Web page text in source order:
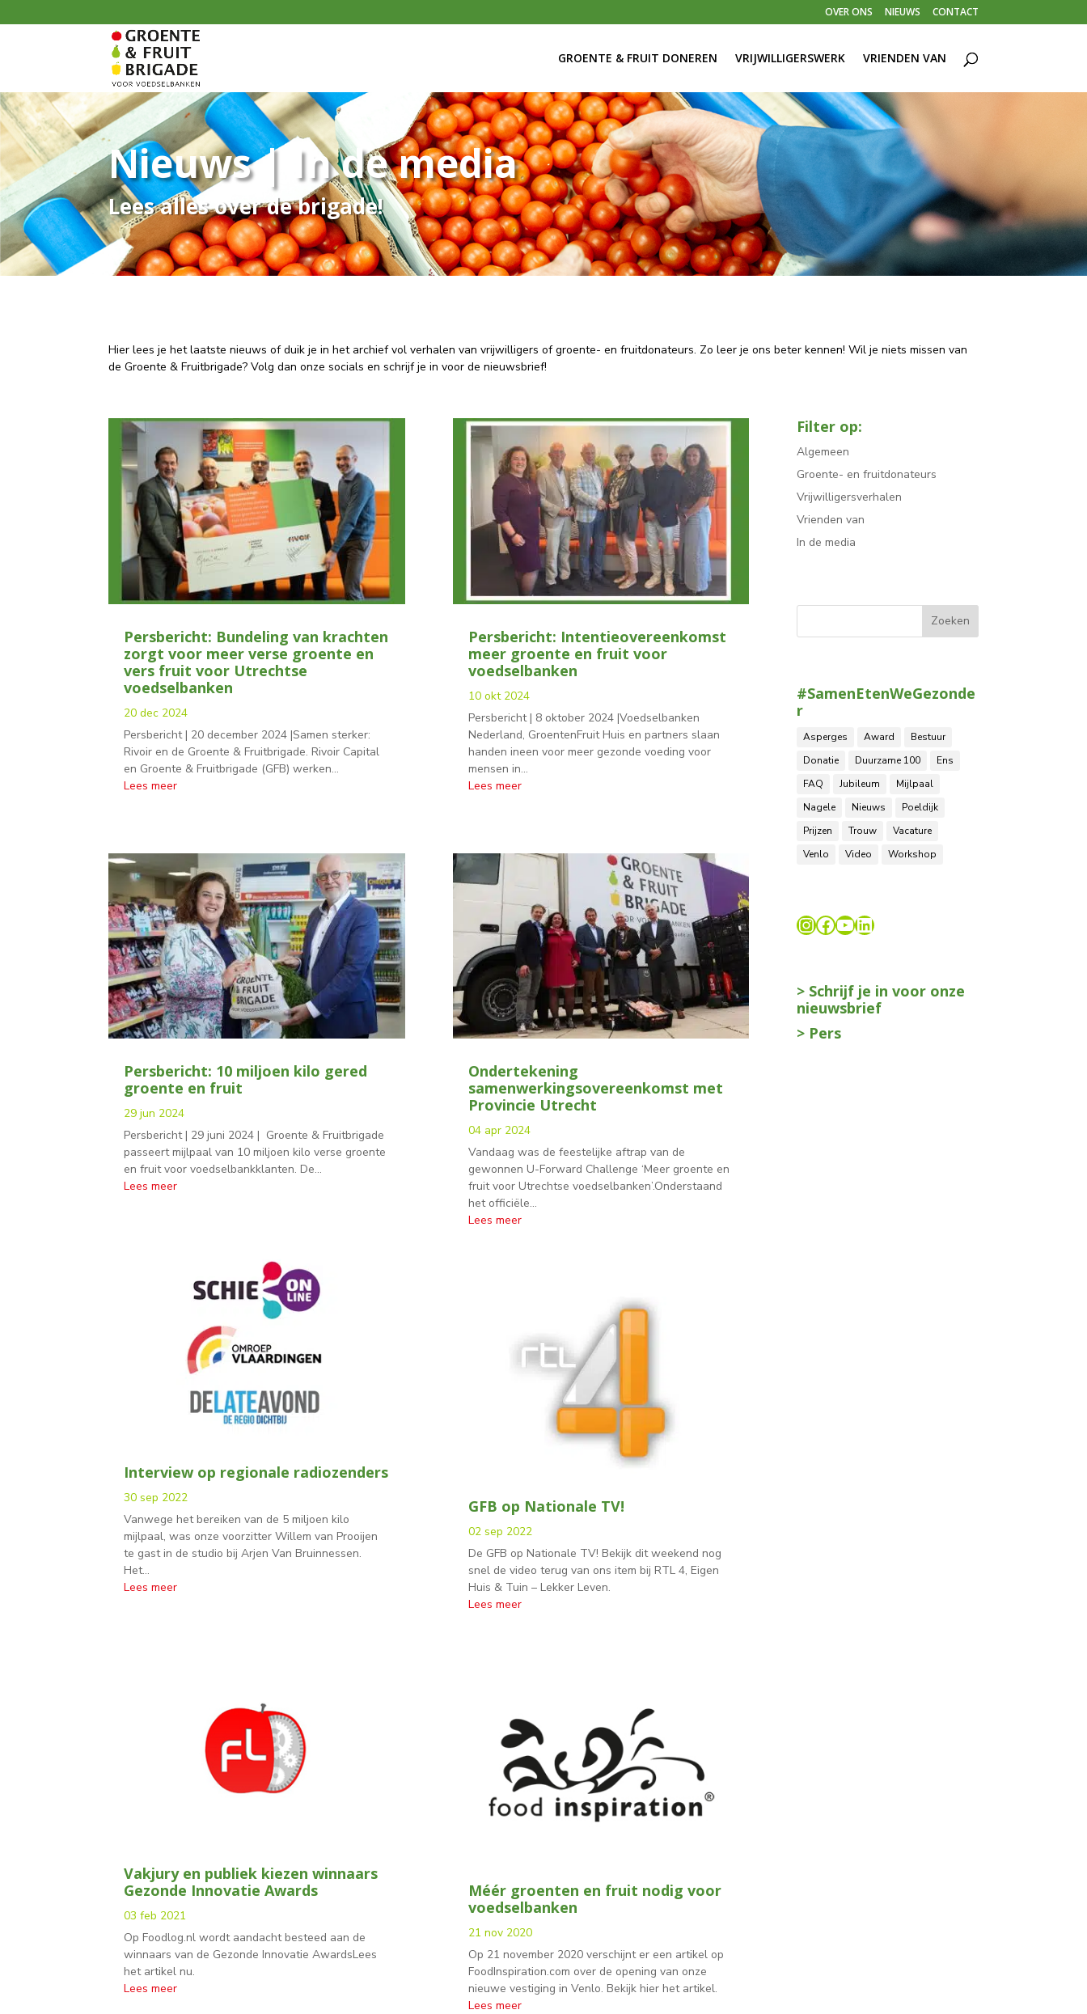
OVER ONS NIEUWS CONTACT
GROENTE & FRUIT DONEREN VRIJWILLIGERSWERK VRIENDEN VAN
Nieuws | In de media
Lees alles over de brigade!
Hier lees je het laatste nieuws of duik je in het archief vol verhalen van vrijwilligers of groente- en fruitdonateurs. Zo leer je ons beter kennen! Wil je niets missen van
de Groente & Fruitbrigade? Volg dan onze socials en schrijf je in voor de nieuwsbrief!
Persbericht: Bundeling van krachten
zorgt voor meer verse groente en
vers fruit voor Utrechtse
voedselbanken
20 dec 2024
Persbericht | 20 december 2024 |Samen sterker:
Rivoir en de Groente & Fruitbrigade. Rivoir Capital
en Groente & Fruitbrigade (GFB) werken...
Lees meer
Persbericht: 10 miljoen kilo gered
groente en fruit
29 jun 2024
Persbericht | 29 juni 2024 | Groente & Fruitbrigade
passeert mijlpaal van 10 miljoen kilo verse groente
en fruit voor voedselbankklanten. De...
Lees meer
Interview op regionale radiozenders
30 sep 2022
Vanwege het bereiken van de 5 miljoen kilo
mijlpaal, was onze voorzitter Willem van Prooijen
te gast in de studio bij Arjen Van Bruinnessen.
Het...
Lees meer
Vakjury en publiek kiezen winnaars
Gezonde Innovatie Awards
03 feb 2021
Op Foodlog.nl wordt aandacht besteed aan de
winnaars van de Gezonde Innovatie AwardsLees
het artikel nu.
Lees meer
Persbericht: Intentieovereenkomst
meer groente en fruit voor
voedselbanken
10 okt 2024
Persbericht | 8 oktober 2024 |Voedselbanken
Nederland, GroentenFruit Huis en partners slaan
handen ineen voor meer gezonde voeding voor
mensen in...
Lees meer
Ondertekening
samenwerkingsovereenkomst met
Provincie Utrecht
04 apr 2024
Vandaag was de feestelijke aftrap van de
gewonnen U-Forward Challenge ‘Meer groente en
fruit voor Utrechtse voedselbanken’.Onderstaand
het officiële...
Lees meer
GFB op Nationale TV!
02 sep 2022
De GFB op Nationale TV! Bekijk dit weekend nog
snel de video terug van ons item bij RTL 4, Eigen
Huis & Tuin – Lekker Leven.
Lees meer
Méér groenten en fruit nodig voor
voedselbanken
21 nov 2020
Op 21 november 2020 verschijnt er een artikel op
FoodInspiration.com over de opening van onze
nieuwe vestiging in Venlo. Bekijk hier het artikel.
Lees meer
Filter op:
Algemeen
Groente- en fruitdonateurs
Vrijwilligersverhalen
Vrienden van
In de media
#SamenEtenWeGezonde
r
Asperges Award
Bestuur
Donatie
Duurzame 100
Ens
FAQ
Jubileum
Mijlpaal
Nagele
Nieuws
Poeldijk
Prijzen
Trouw
Vacature
Venlo
Video Workshop
Instagram
Facebook
YouTube
LinkedIn
> Schrijf je in voor onze
nieuwsbrief
> Pers